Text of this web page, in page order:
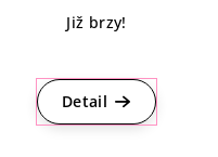
Již brzy!
Detail